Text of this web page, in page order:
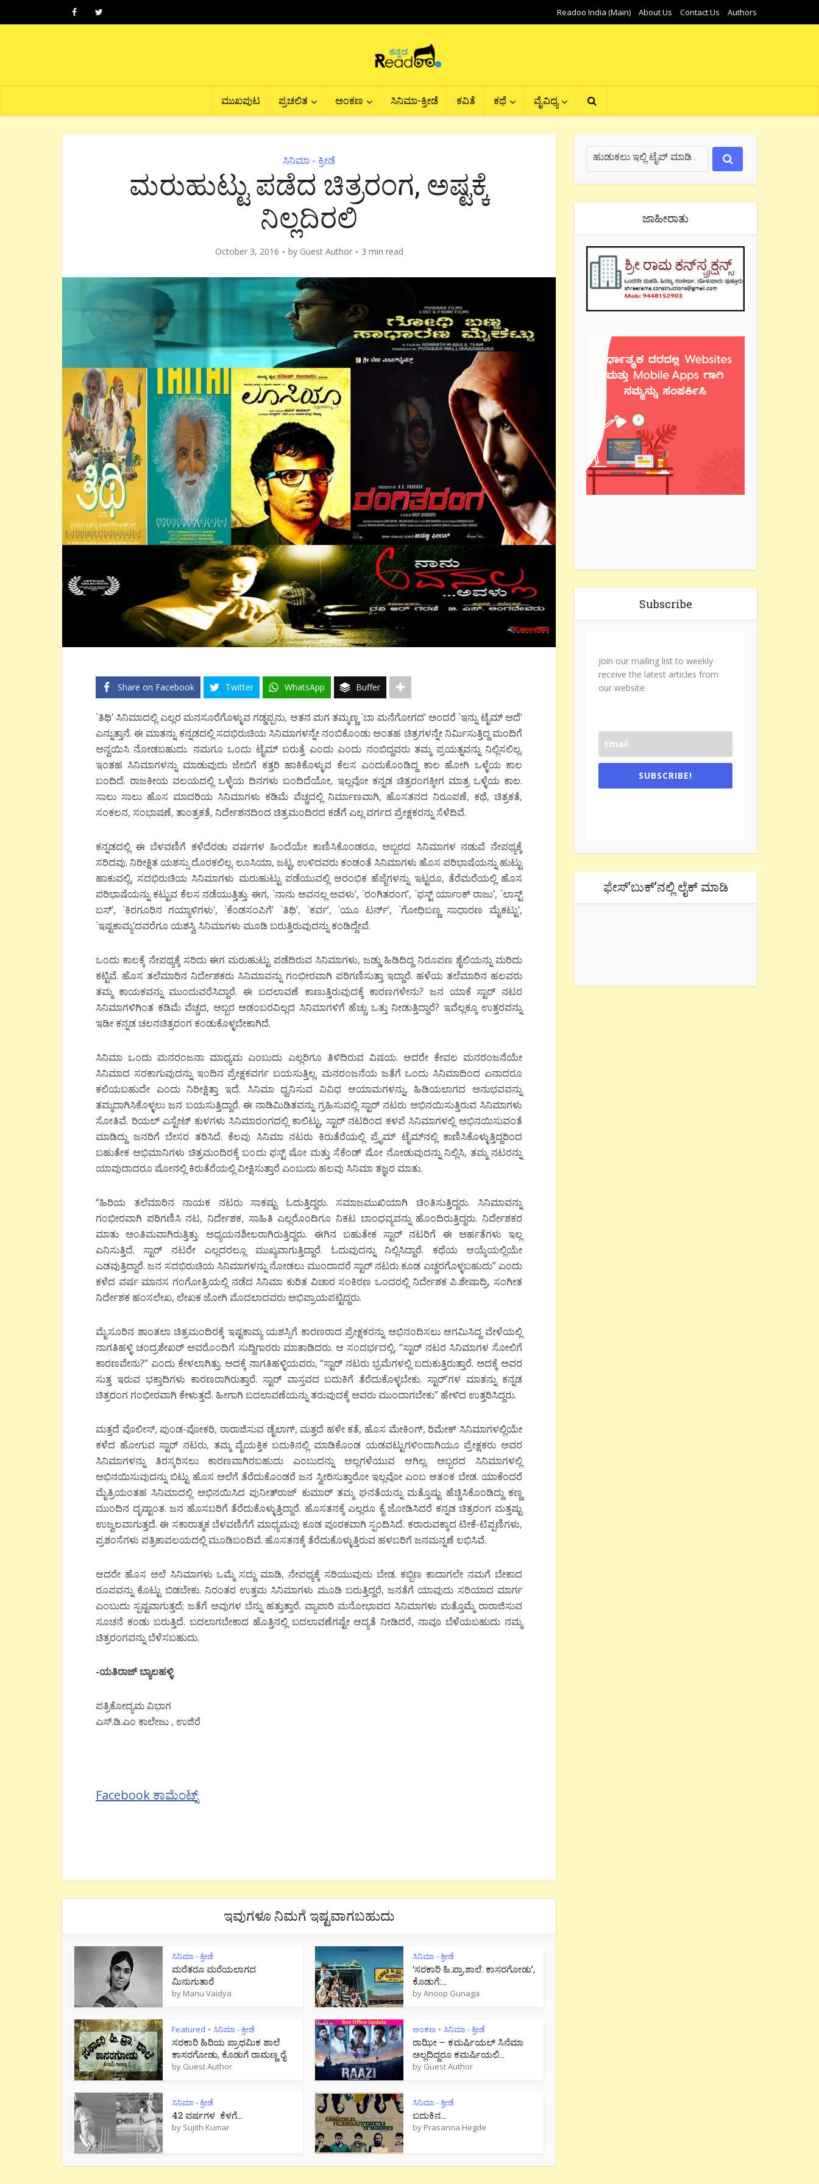
Readoo India (Main) About Us Contact Us Authors
ಮುಖಪುಟ ಪ್ರಚಲಿತ ಅಂಕಣ ಸಿನಿಮಾ-ಕ್ರೀಡೆ ಕವಿತೆ ಕಥೆ ವೈವಿಧ್ಯ
ಸಿನಿಮಾ - ಕ್ರೀಡೆ
ಮರುಹುಟ್ಟು ಪಡೆದ ಚಿತ್ರರಂಗ, ಅಷ್ಟಕ್ಕೆ
ನಿಲ್ಲದಿರಲಿ
October 3, 2016 by Guest Author 3 min read
Share on Facebook Twitter WhatsApp Buffer
`ತಿಥಿ’ ಸಿನಿಮಾದಲ್ಲಿ ಎಲ್ಲರ ಮನಸೂರೆಗೊಳ್ಳುವ ಗಡ್ಡಪ್ಪನು, ಆತನ ಮಗ ತಮ್ಮಣ್ಣ `ಬಾ ಮನೆಗೋಗದ’ ಅಂದರೆ `ಇನ್ನು ಟೈಮ್ ಅದೆ’
ಎನ್ನುತ್ತಾನೆ. ಈ ಮಾತನ್ನು ಕನ್ನಡದಲ್ಲಿ ಸದಭಿರುಚಿಯ ಸಿನಿಮಾಗಳನ್ನೇ ನಂಬಿಕೊಂಡು ಅಂತಹ ಚಿತ್ರಗಳನ್ನೇ ನಿರ್ಮಿಸುತ್ತಿದ್ದ ಮಂದಿಗೆ
ಅನ್ವಯಿಸಿ ನೋಡಬಹುದು. ನಮಗೂ ಒಂದು ಟೈಮ್ ಬರುತ್ತೆ ಎಂದು ಎಂದು ನಂಬಿದ್ದವರು ತಮ್ಮ ಪ್ರಯತ್ನವನ್ನು ನಿಲ್ಲಿಸಲಿಲ್ಲ.
ಇಂತಹ ಸಿನಿಮಾಗಳನ್ನು ಮಾಡುವುದು ಜೇಬಿಗೆ ಕತ್ತರಿ ಹಾಕಿಕೊಳ್ಳುವ ಕೆಲಸ ಎಂದುಕೊಂಡಿದ್ದ ಕಾಲ ಹೋಗಿ ಒಳ್ಳೆಯ ಕಾಲ
ಬಂದಿದೆ. ರಾಜಕೀಯ ವಲಯದಲ್ಲಿ ಒಳ್ಳೆಯ ದಿನಗಳು ಬಂದಿದೆಯೋ, ಇಲ್ಲವೋ ಕನ್ನಡ ಚಿತ್ರರಂಗಕ್ಕೀಗ ಮಾತ್ರ ಒಳ್ಳೆಯ ಕಾಲ.
ಸಾಲು ಸಾಲು ಹೊಸ ಮಾದರಿಯ ಸಿನಿಮಾಗಳು ಕಡಿಮೆ ವೆಚ್ಚದಲ್ಲಿ ನಿರ್ಮಾಣವಾಗಿ, ಹೊಸತನದ ನಿರೂಪಣೆ, ಕಥೆ, ಚಿತ್ರಕತೆ,
ಸಂಕಲನ, ಸಂಭಾಷಣೆ, ತಾಂತ್ರಕತೆ, ನಿರ್ದೇಶನದಿಂದ ಚಿತ್ರಮಂದಿರದ ಕಡೆಗೆ ಎಲ್ಲ ವರ್ಗದ ಪ್ರೇಕ್ಷಕರನ್ನು ಸೆಳೆದಿವೆ.
ಕನ್ನಡದಲ್ಲಿ ಈ ಬೆಳವಣಿಗೆ ಕಳೆದೆರಡು ವರ್ಷಗಳ ಹಿಂದೆಯೇ ಕಾಣಿಸಿಕೊಂಡರೂ, ಅಬ್ಬರದ ಸಿನಿಮಾಗಳ ನಡುವೆ ನೇಪಥ್ಯಕ್ಕೆ
ಸರಿದವು. ನಿರೀಕ್ಷಿತ ಯಶಸ್ಸು ದೊರಕಲಿಲ್ಲ. ಲೂಸಿಯಾ, ಜಟ್ಟ, ಉಳಿದವರು ಕಂಡಂತೆ ಸಿನಿಮಾಗಳು ಹೊಸ ಪರಿಭಾಷೆಯನ್ನು ಹುಟ್ಟು
ಹಾಕುವಲ್ಲಿ, ಸದಭಿರುಚಿಯ ಸಿನಿಮಾಗಳು ಮರುಹುಟ್ಟು ಪಡೆಯುವಲ್ಲಿ ಆರಂಭಿಕ ಹೆಜ್ಜೆಗಳನ್ನು ಇಟ್ಟರೂ, ತೆರೆಮರೆಯಲ್ಲಿ ಹೊಸ
ಪರಿಭಾಷೆಯನ್ನು ಕಟ್ಟುವ ಕೆಲಸ ನಡೆಯುತ್ತಿತ್ತು. ಈಗ, `ನಾನು ಅವನಲ್ಲ ಅವಳು’, `ರಂಗಿತರಂಗ’, `ಫಸ್ಟ್ ರ್ಯಾಂಕ್ ರಾಜು’, `ಲಾಸ್ಟ್
ಬಸ್’, `ಕಿರಗೂರಿನ ಗಯ್ಯಾಳಿಗಳು’, `ಕೆಂಡಸಂಪಿಗೆ’ `ತಿಥಿ’, `ಕರ್ವ’, `ಯೂ ಟರ್ನ್’, `ಗೋಧಿಬಣ್ಣ ಸಾಧಾರಣ ಮೈಕಟ್ಟು’,
`ಇಷ್ಟಕಾಮ್ಯ’ದವರೆಗೂ ಯಶಸ್ವಿ ಸಿನಿಮಾಗಳು ಮೂಡಿ ಬರುತ್ತಿರುವುದನ್ನು ಕಂಡಿದ್ದೇವೆ.
ಒಂದು ಕಾಲಕ್ಕೆ ನೇಪಥ್ಯಕ್ಕೆ ಸರಿದು ಈಗ ಮರುಹುಟ್ಟು ಪಡೆದಿರುವ ಸಿನಿಮಾಗಳು, ಜಡ್ಡು ಹಿಡಿದಿದ್ದ ನಿರೂಪಣ ಶೈಲಿಯನ್ನು ಮರಿದು
ಕಟ್ಟಿವೆ. ಹೊಸ ತಲೆಮಾರಿನ ನಿರ್ದೇಶಕರು ಸಿನಿಮಾವನ್ನು ಗಂಭೀರವಾಗಿ ಪರಿಗಣಿಸುತ್ತಾ ಇದ್ದಾರೆ. ಹಳೆಯ ತಲೆಮಾರಿನ ಹಲವರು
ತಮ್ಮ ಕಾಯಕವನ್ನು ಮುಂದುವರೆಸಿದ್ದಾರೆ. ಈ ಬದಲಾವಣೆ ಕಾಣುತ್ತಿರುವುದಕ್ಕೆ ಕಾರಣಗಳೇನು? ಜನ ಯಾಕೆ ಸ್ಟಾರ್ ನಟರ
ಸಿನಿಮಾಗಳಿಗಿಂತ ಕಡಿಮೆ ವೆಚ್ಚದ, ಅಬ್ಬರ ಆಡಂಬರವಿಲ್ಲದ ಸಿನಿಮಾಗಳಿಗೆ ಹೆಚ್ಚು ಒತ್ತು ನೀಡುತ್ತಿದ್ದಾರೆ? ಇವೆಲ್ಲಕ್ಕೂ ಉತ್ತರವನ್ನು
ಇಡೀ ಕನ್ನಡ ಚಲನಚಿತ್ರರಂಗ ಕಂಡುಕೊಳ್ಳಬೇಕಾಗಿದೆ.
ಸಿನಿಮಾ ಒಂದು ಮನರಂಜನಾ ಮಾಧ್ಯಮ ಎಂಬುದು ಎಲ್ಲರಿಗೂ ತಿಳಿದಿರುವ ವಿಷಯ. ಆದರೇ ಕೇವಲ ಮನರಂಜನೆಯೇ
ಸಿನಿಮಾದ ಸರಕಾಗುವುದನ್ನು ಇಂದಿನ ಪ್ರೇಕ್ಷಕವರ್ಗ ಬಯಸುತ್ತಿಲ್ಲ. ಮನರಂಜನೆಯ ಜತೆಗೆ ಒಂದು ಸಿನಿಮಾದಿಂದ ಏನಾದರೂ
ಕಲಿಯಬಹುದೇ ಎಂದು ನಿರೀಕ್ಷಿತ್ತಾ ಇದೆ. ಸಿನಿಮಾ ಧ್ವನಿಸುವ ವಿವಿಧ ಆಯಾಮಗಳನ್ನು, ಹಿಡಿಯಲಾಗದ ಅನುಭವವನ್ನು
ತಮ್ಮದಾಗಿಸಿಕೊಳ್ಳಲು ಜನ ಬಯಸುತ್ತಿದ್ದಾರೆ. ಈ ನಾಡಿಮಿಡಿತವನ್ನು ಗ್ರಹಿಸುವಲ್ಲಿ ಸ್ಟಾರ್ ನಟರು ಅಭಿನಯಿಸುತ್ತಿರುವ ಸಿನಿಮಾಗಳು
ಸೋತಿವೆ. ರಿಯಲ್‍ ಎಸ್ಟೇಟ್ ಕುಳಗಳು ಸಿನಿಮಾರಂಗದಲ್ಲಿ ಕಾಲಿಟ್ಟು, ಸ್ಟಾರ್ ನಟರಿಂದ ಕಳಪೆ ಸಿನಿಮಾಗಳಲ್ಲಿ ಅಭಿನಯಿಸುವಂತೆ
ಮಾಡಿದ್ದು ಜನರಿಗೆ ಬೇಸರ ತರಿಸಿದೆ. ಕೆಲವು ಸಿನಿಮಾ ನಟರು ಕಿರುತೆರೆಯಲ್ಲಿ ಪ್ರೈಮ್ ಟೈಮ್‍ನಲ್ಲಿ ಕಾಣಿಸಿಕೊಳ್ಳುತ್ತಿದ್ದರಿಂದ
ಬಹುತೇಕ ಅಭಿಮಾನಿಗಳು ಚಿತ್ರಮಂದಿರಕ್ಕೆ ಬಂದು ಫಸ್ಟ್ ಷೋ ಮತ್ತು ಸೆಕೆಂಡ್ ಷೋ ನೋಡುವುದನ್ನು ನಿಲ್ಲಿಸಿ, ತಮ್ಮ ನಟರನ್ನು
ಯಾವುದಾದರೂ ಷೋನಲ್ಲಿ ಕಿರುತೆರೆಯಲ್ಲಿ ವೀಕ್ಷಿಸುತ್ತಾರೆ ಎಂಬುದು ಹಲವು ಸಿನಿಮಾ ತಜ್ಞರ ಮಾತು.
“ಹಿರಿಯ ತಲೆಮಾರಿನ ನಾಯಕ ನಟರು ಸಾಕಷ್ಟು ಓದುತ್ತಿದ್ದರು. ಸಮಾಜಮುಖಿಯಾಗಿ ಚಿಂತಿಸುತ್ತಿದ್ದರು. ಸಿನಿಮಾವನ್ನು
ಗಂಭೀರವಾಗಿ ಪರಿಗಣಿಸಿ ನಟ, ನಿರ್ದೇಶಕ, ಸಾಹಿತಿ ಎಲ್ಲರೊಂದಿಗೂ ನಿಕಟ ಬಾಂಧವ್ಯವನ್ನು ಹೊಂದಿರುತ್ತಿದ್ದರು. ನಿರ್ದೇಶಕರ
ಮಾತು ಅಂತಿಮವಾಗಿರುತ್ತಿತ್ತು. ಅಧ್ಯಯನಶೀಲರಾಗಿರುತ್ತಿದ್ದರು. ಈಗಿನ ಬಹುತೇಕ ಸ್ಟಾರ್ ನಟರಿಗೆ ಈ ಅರ್ಹತೆಗಳು ಇಲ್ಲ
ಎನಿಸುತ್ತಿದೆ. ಸ್ಟಾರ್ ನಟರೇ ಎಲ್ಲದರಲ್ಲೂ ಮುಖ್ಯವಾಗುತ್ತಿದ್ದಾರೆ. ಓದುವುದನ್ನು ನಿಲ್ಲಿಸಿದ್ದಾರೆ. ಕಥೆಯ ಆಯ್ಕೆಯಲ್ಲಿಯೇ
ಎಡವುತ್ತಿದ್ದಾರೆ. ಜನ ಸದಭಿರುಚಿಯ ಸಿನಿಮಾಗಳನ್ನು ನೋಡಲು ಮುಂದಾದರೆ ಸ್ಟಾರ್ ನಟರು ಕೂಡ ಎಚ್ಚರಗೊಳ್ಳಬಹುದು” ಎಂದು
ಕಳೆದ ವರ್ಷ ಮಾನಸ ಗಂಗೋತ್ರಿಯಲ್ಲಿ ನಡೆದ ಸಿನಿಮಾ ಕುರಿತ ವಿಚಾರ ಸಂಕಿರಣ ಒಂದರಲ್ಲಿ ನಿರ್ದೇಶಕ ಪಿ.ಶೇಷಾದ್ರಿ, ಸಂಗೀತ
ನಿರ್ದೇಶಕ ಹಂಸಲೇಖ, ಲೇಖಕ ಜೋಗಿ ಮೊದಲಾದವರು ಅಭಿಪ್ರಾಯಪಟ್ಟಿದ್ದರು.
ಮೈಸೂರಿನ ಶಾಂತಲಾ ಚಿತ್ರಮಂದಿರಕ್ಕೆ ಇಷ್ಟಕಾಮ್ಯ ಯಶಸ್ಸಿಗೆ ಕಾರಣರಾದ ಪ್ರೇಕ್ಷಕರನ್ನು ಅಭಿನಂದಿಸಲು ಆಗಮಿಸಿದ್ದ ವೇಳೆಯಲ್ಲಿ
ನಾಗತಿಹಳ್ಳಿ ಚಂದ್ರಶೇಖರ್ ಅವರೊಂದಿಗೆ ಸುದ್ದಿಗಾರರು ಮಾತಾಡಿದರು. ಆ ಸಂದರ್ಭದಲ್ಲಿ, “ಸ್ಟಾರ್ ನಟರ ಸಿನಿಮಾಗಳ ಸೋಲಿಗೆ
ಕಾರಣವೇನು?” ಎಂದು ಕೇಳಲಾಗಿತ್ತು. ಅದಕ್ಕೆ ನಾಗತಿಹಳ್ಳಿಯವರು, “ಸ್ಟಾರ್ ನಟರು ಭ್ರಮೆಗಳಲ್ಲಿ ಬದುಕುತ್ತಿರುತ್ತಾರೆ. ಅದಕ್ಕೆ ಅವರ
ಸುತ್ತ ಇರುವ ಭಕ್ತಾದಿಗಳು ಕಾರಣರಾಗಿರುತ್ತಾರೆ. ಸ್ಟಾರ್ ವಾಸ್ತವದ ಬದುಕಿಗೆ ತೆರೆದುಕೊಳ್ಳಬೇಕು. ಸ್ಟಾರ್’ಗಳ ಮಾತನ್ನು ಕನ್ನಡ
ಚಿತ್ರರಂಗ ಗಂಭೀರವಾಗಿ ಕೇಳುತ್ತದೆ. ಹೀಗಾಗಿ ಬದಲಾವಣೆಯನ್ನು ತರುವುದಕ್ಕೆ ಅವರು ಮುಂದಾಗಬೇಕು” ಹೇಳಿದ ಉತ್ತರಿಸಿದ್ದರು.
ಮತ್ತದೆ ಪೊಲೀಸ್, ಪುಂಡ-ಪೋಕರಿ, ರಾರಾಜಿಸುವ ಡೈಲಾಗ್, ಮತ್ತದೆ ಹಳೇ ಕತೆ, ಹೊಸ ಮೇಕಿಂಗ್, ರಿಮೇಕ್ ಸಿನಿಮಾಗಳಲ್ಲಿಯೇ
ಕಳೆದ ಹೋಗುವ ಸ್ಟಾರ್ ನಟರು, ತಮ್ಮ ವೈಯಕ್ತಿಕ ಬದುಕಿನಲ್ಲಿ ಮಾಡಿಕೊಂಡ ಯಡವಟ್ಟುಗಳಿಂದಾಗಿಯೂ ಪ್ರೇಕ್ಷಕರು ಅವರ
ಸಿನಿಮಾಗಳನ್ನು ತಿರಸ್ಕರಿಸಲು ಕಾರಣವಾಗಿರಬಹುದು ಎಂಬುದನ್ನು ಅಲ್ಲಗಳೆಯುವ ಆಗಿಲ್ಲ. ಅಬ್ಬರದ ಸಿನಿಮಾಗಳಲ್ಲಿ
ಅಭಿನಯಿಸುವುದನ್ನು ಬಿಟ್ಟು ಹೊಸ ಅಲೆಗೆ ತೆರೆದುಕೊಂಡರೆ ಜನ ಸ್ವೀರಿಸುತ್ತಾರೋ ಇಲ್ಲವೋ ಎಂಬ ಆತಂಕ ಬೇಡ. ಯಾಕೆಂದರೆ
ಮೈತ್ರಿಯಂತಹ ಸಿನಿಮಾದಲ್ಲಿ ಅಭಿನಯಿಸಿದ ಪುನೀತ್‍ರಾಜ್ ಕುಮಾರ್ ತಮ್ಮ ಘನತೆಯನ್ನು ಮತ್ತೊಷ್ಟು ಹೆಚ್ಚಿಸಿಕೊಂಡಿದ್ದು ಕಣ್ಣ
ಮುಂದಿನ ದೃಷ್ಟಾಂತ. ಜನ ಹೊಸಬರಿಗೆ ತೆರೆದುಕೊಳ್ಳುತ್ತಿದ್ದಾರೆ. ಹೊಸತನಕ್ಕೆ ಎಲ್ಲರೂ ಕೈ ಜೋಡಿಸಿದರೆ ಕನ್ನಡ ಚಿತ್ರರಂಗ ಮತ್ತಷ್ಟು
ಉಜ್ವಲವಾಗುತ್ತದೆ. ಈ ಸಕಾರಾತ್ಮಕ ಬೆಳವಣಿಗೆಗೆ ಮಾಧ್ಯಮವು ಕೂಡ ಪೂರಕವಾಗಿ ಸ್ಪಂದಿಸಿದೆ. ಕರಾರುವಕ್ಕಾದ ಟೀಕೆ-ಟಿಪ್ಪಣಿಗಳು,
ಪ್ರಶಂಸೆಗಳು ಪತ್ರಿಕಾವಲಯದಲ್ಲಿ ಮೂಡಿಬಂದಿವೆ. ಹೊಸತನಕ್ಕೆ ತೆರೆದುಕೊಳ್ಳುತ್ತಿರುವ ಹಳಬರಿಗೆ ಜನಮನ್ನಣೆ ಲಭಿಸಿವೆ.
ಆದರೇ ಹೊಸ ಅಲೆ ಸಿನಿಮಾಗಳು ಒಮ್ಮೆ ಸದ್ದು ಮಾಡಿ, ನೇಪಥ್ಯಕ್ಕೆ ಸರಿಯುವುದು ಬೇಡ. ಕಬ್ಬಿಣ ಕಾದಾಗಲೇ ನಮಗೆ ಬೇಕಾದ
ರೂಪವನ್ನು ಕೊಟ್ಟು ಬಿಡಬೇಕು. ನಿರಂತರ ಉತ್ತಮ ಸಿನಿಮಾಗಳು ಮೂಡಿ ಬರುತ್ತಿದ್ದರೆ, ಜನತೆಗೆ ಯಾವುದು ಸರಿಯಾದ ಮಾರ್ಗ
ಎಂಬುದು ಸ್ಪಷ್ಟವಾಗುತ್ತದೆ; ಜತೆಗೆ ಅವುಗಳ ಬೆನ್ನು ಹತ್ತುತ್ತಾರೆ. ವ್ಯಾಪಾರಿ ಮನೋಭಾವದ ಸಿನಿಮಾಗಳು ಮತ್ತೊಮ್ಮೆ ರಾರಾಜಿಸುವ
ಸೂಚನೆ ಕಂಡು ಬರುತ್ತಿದೆ. ಬದಲಾಗಬೇಕಾದ ಹೊತ್ತಿನಲ್ಲಿ ಬದಲಾವಣೆಗಷ್ಟೇ ಆದ್ಯತೆ ನೀಡಿದರೆ, ನಾವೂ ಬೆಳೆಯಬಹುದು ನಮ್ಮ
ಚಿತ್ರರಂಗವನ್ನು ಬೆಳೆಸಬಹುದು.
-ಯತಿರಾಜ್ ಬ್ಯಾಲಹಳ್ಳಿ
ಪತ್ರಿಕೋದ್ಯಮ ವಿಭಾಗ
ಎಸ್.ಡಿ.ಎಂ ಕಾಲೇಜು , ಉಜಿರೆ
Facebook ಕಾಮೆಂಟ್ಸ್
ಇವುಗಳೂ ನಿಮಗೆ ಇಷ್ಟವಾಗಬಹುದು
ಸಿನಿಮಾ - ಕ್ರೀಡೆ
ಮರೆತರೂ ಮರೆಯಲಾಗದ
ಮಿನುಗುತಾರೆ
by Manu Vaidya
ಸಿನಿಮಾ - ಕ್ರೀಡೆ
‘ಸರಕಾರಿ ಹಿ.ಪ್ರಾ.ಶಾಲೆ. ಕಾಸರಗೋಡು’,
ಕೊಡುಗೆ:...
byAnoop Gunaga
Featured • ಸಿನಿಮಾ - ಕ್ರೀಡೆ
ಸರಕಾರಿ ಹಿರಿಯ ಪ್ರಾಥಮಿಕ ಶಾಲೆ
ಕಾಸರಗೋಡು, ಕೊಡುಗೆ ರಾಮಣ್ಣ ರೈ
by Guest Author
ಅಂಕಣ • ಸಿನಿಮಾ - ಕ್ರೀಡೆ
ರಾಝೀ – ಕಮರ್ಷಿಯಲ್ ಸಿನೆಮಾ
ಅಲ್ಲದಿದ್ದರೂ ಕಮರ್ಷಿಯಲಿ...
by Guest Author
ಸಿನಿಮಾ - ಕ್ರೀಡೆ
42 ವರ್ಷಗಳ ಕೆಳಗೆ…
by Sujith Kumar
ಸಿನಿಮಾ - ಕ್ರೀಡೆ
ಬದುಕಿನ...
by Prasanna Hegde
ಜಾಹೀರಾತು
Subscribe
Join our mailing list to weekly
receive the latest articles from
our website
SUBSCRIBE!
ಫೇಸ್’ಬುಕ್’ನಲ್ಲಿ ಲೈಕ್ ಮಾಡಿ